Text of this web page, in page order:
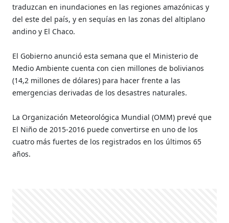
traduzcan en inundaciones en las regiones amazónicas y
del este del país, y en sequías en las zonas del altiplano
andino y El Chaco.
El Gobierno anunció esta semana que el Ministerio de
Medio Ambiente cuenta con cien millones de bolivianos
(14,2 millones de dólares) para hacer frente a las
emergencias derivadas de los desastres naturales.
La Organización Meteorológica Mundial (OMM) prevé que
El Niño de 2015-2016 puede convertirse en uno de los
cuatro más fuertes de los registrados en los últimos 65
años.